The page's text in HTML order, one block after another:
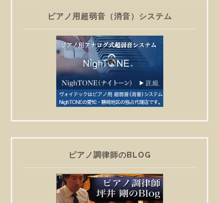
ピアノ用超弱音（消音）システム
ピアノ調律師のBLOG